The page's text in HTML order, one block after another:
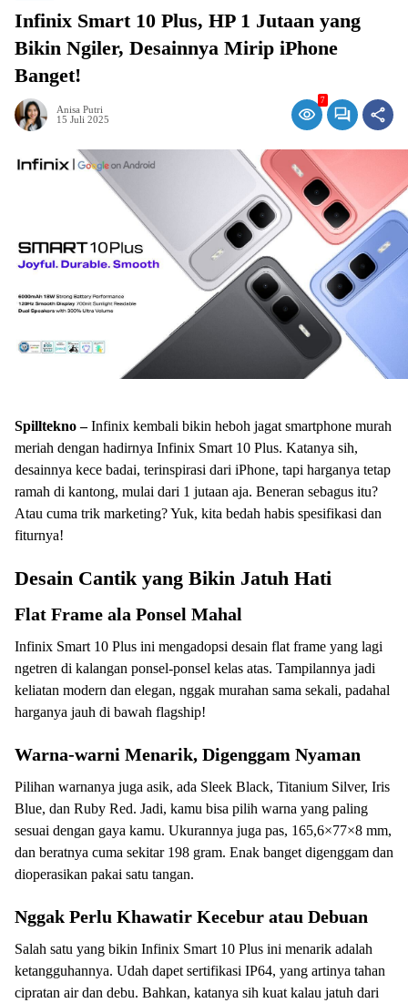
Infinix Smart 10 Plus, HP 1 Jutaan yang
Bikin Ngiler, Desainnya Mirip iPhone
Banget!
Anisa Putri
15 Juli 2025
7
Spilltekno –Infinix kembali bikin heboh jagat smartphone murah
meriah dengan hadirnya Infinix Smart 10 Plus. Katanya sih,
desainnya kece badai, terinspirasi dari iPhone, tapi harganya tetap
ramah di kantong, mulai dari 1 jutaan aja. Beneran sebagus itu?
Atau cuma trik marketing? Yuk, kita bedah habis spesifikasi dan
fiturnya!
Desain Cantik yang Bikin Jatuh Hati
Flat Frame ala Ponsel Mahal
Infinix Smart 10 Plus ini mengadopsi desain flat frame yang lagi
ngetren di kalangan ponsel-ponsel kelas atas. Tampilannya jadi
keliatan modern dan elegan, nggak murahan sama sekali, padahal
harganya jauh di bawah flagship!
Warna-warni Menarik, Digenggam Nyaman
Pilihan warnanya juga asik, ada Sleek Black, Titanium Silver, Iris
Blue, dan Ruby Red. Jadi, kamu bisa pilih warna yang paling
sesuai dengan gaya kamu. Ukurannya juga pas, 165,6×77×8 mm,
dan beratnya cuma sekitar 198 gram. Enak banget digenggam dan
dioperasikan pakai satu tangan.
Nggak Perlu Khawatir Kecebur atau Debuan
Salah satu yang bikin Infinix Smart 10 Plus ini menarik adalah
ketangguhannya. Udah dapet sertifikasi IP64, yang artinya tahan
cipratan air dan debu. Bahkan, katanya sih kuat kalau jatuh dari